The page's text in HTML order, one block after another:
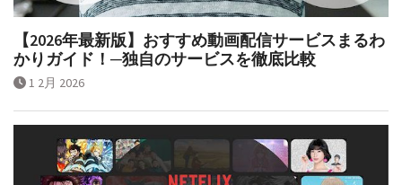
【2026年最新版】おすすめ動画配信サービスまるわ
かりガイド！─独自のサービスを徹底比較
1 2月 2026